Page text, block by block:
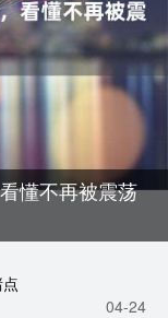
懂不再被震荡
04-24